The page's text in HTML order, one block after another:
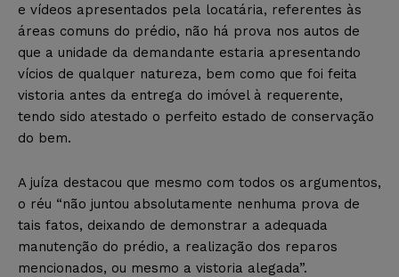
e vídeos apresentados pela locatária, referentes às
áreas comuns do prédio, não há prova nos autos de
que a unidade da demandante estaria apresentando
vícios de qualquer natureza, bem como que foi feita
vistoria antes da entrega do imóvel à requerente,
tendo sido atestado o perfeito estado de conservação
do bem.
A juíza destacou que mesmo com todos os argumentos,
o réu “não juntou absolutamente nenhuma prova de
tais fatos, deixando de demonstrar a adequada
manutenção do prédio, a realização dos reparos
mencionados, ou mesmo a vistoria alegada”.